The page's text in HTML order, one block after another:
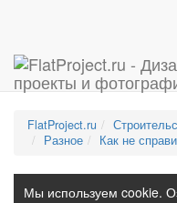
FlatProject.ru
Разное
Как не
Мы используем cookie.